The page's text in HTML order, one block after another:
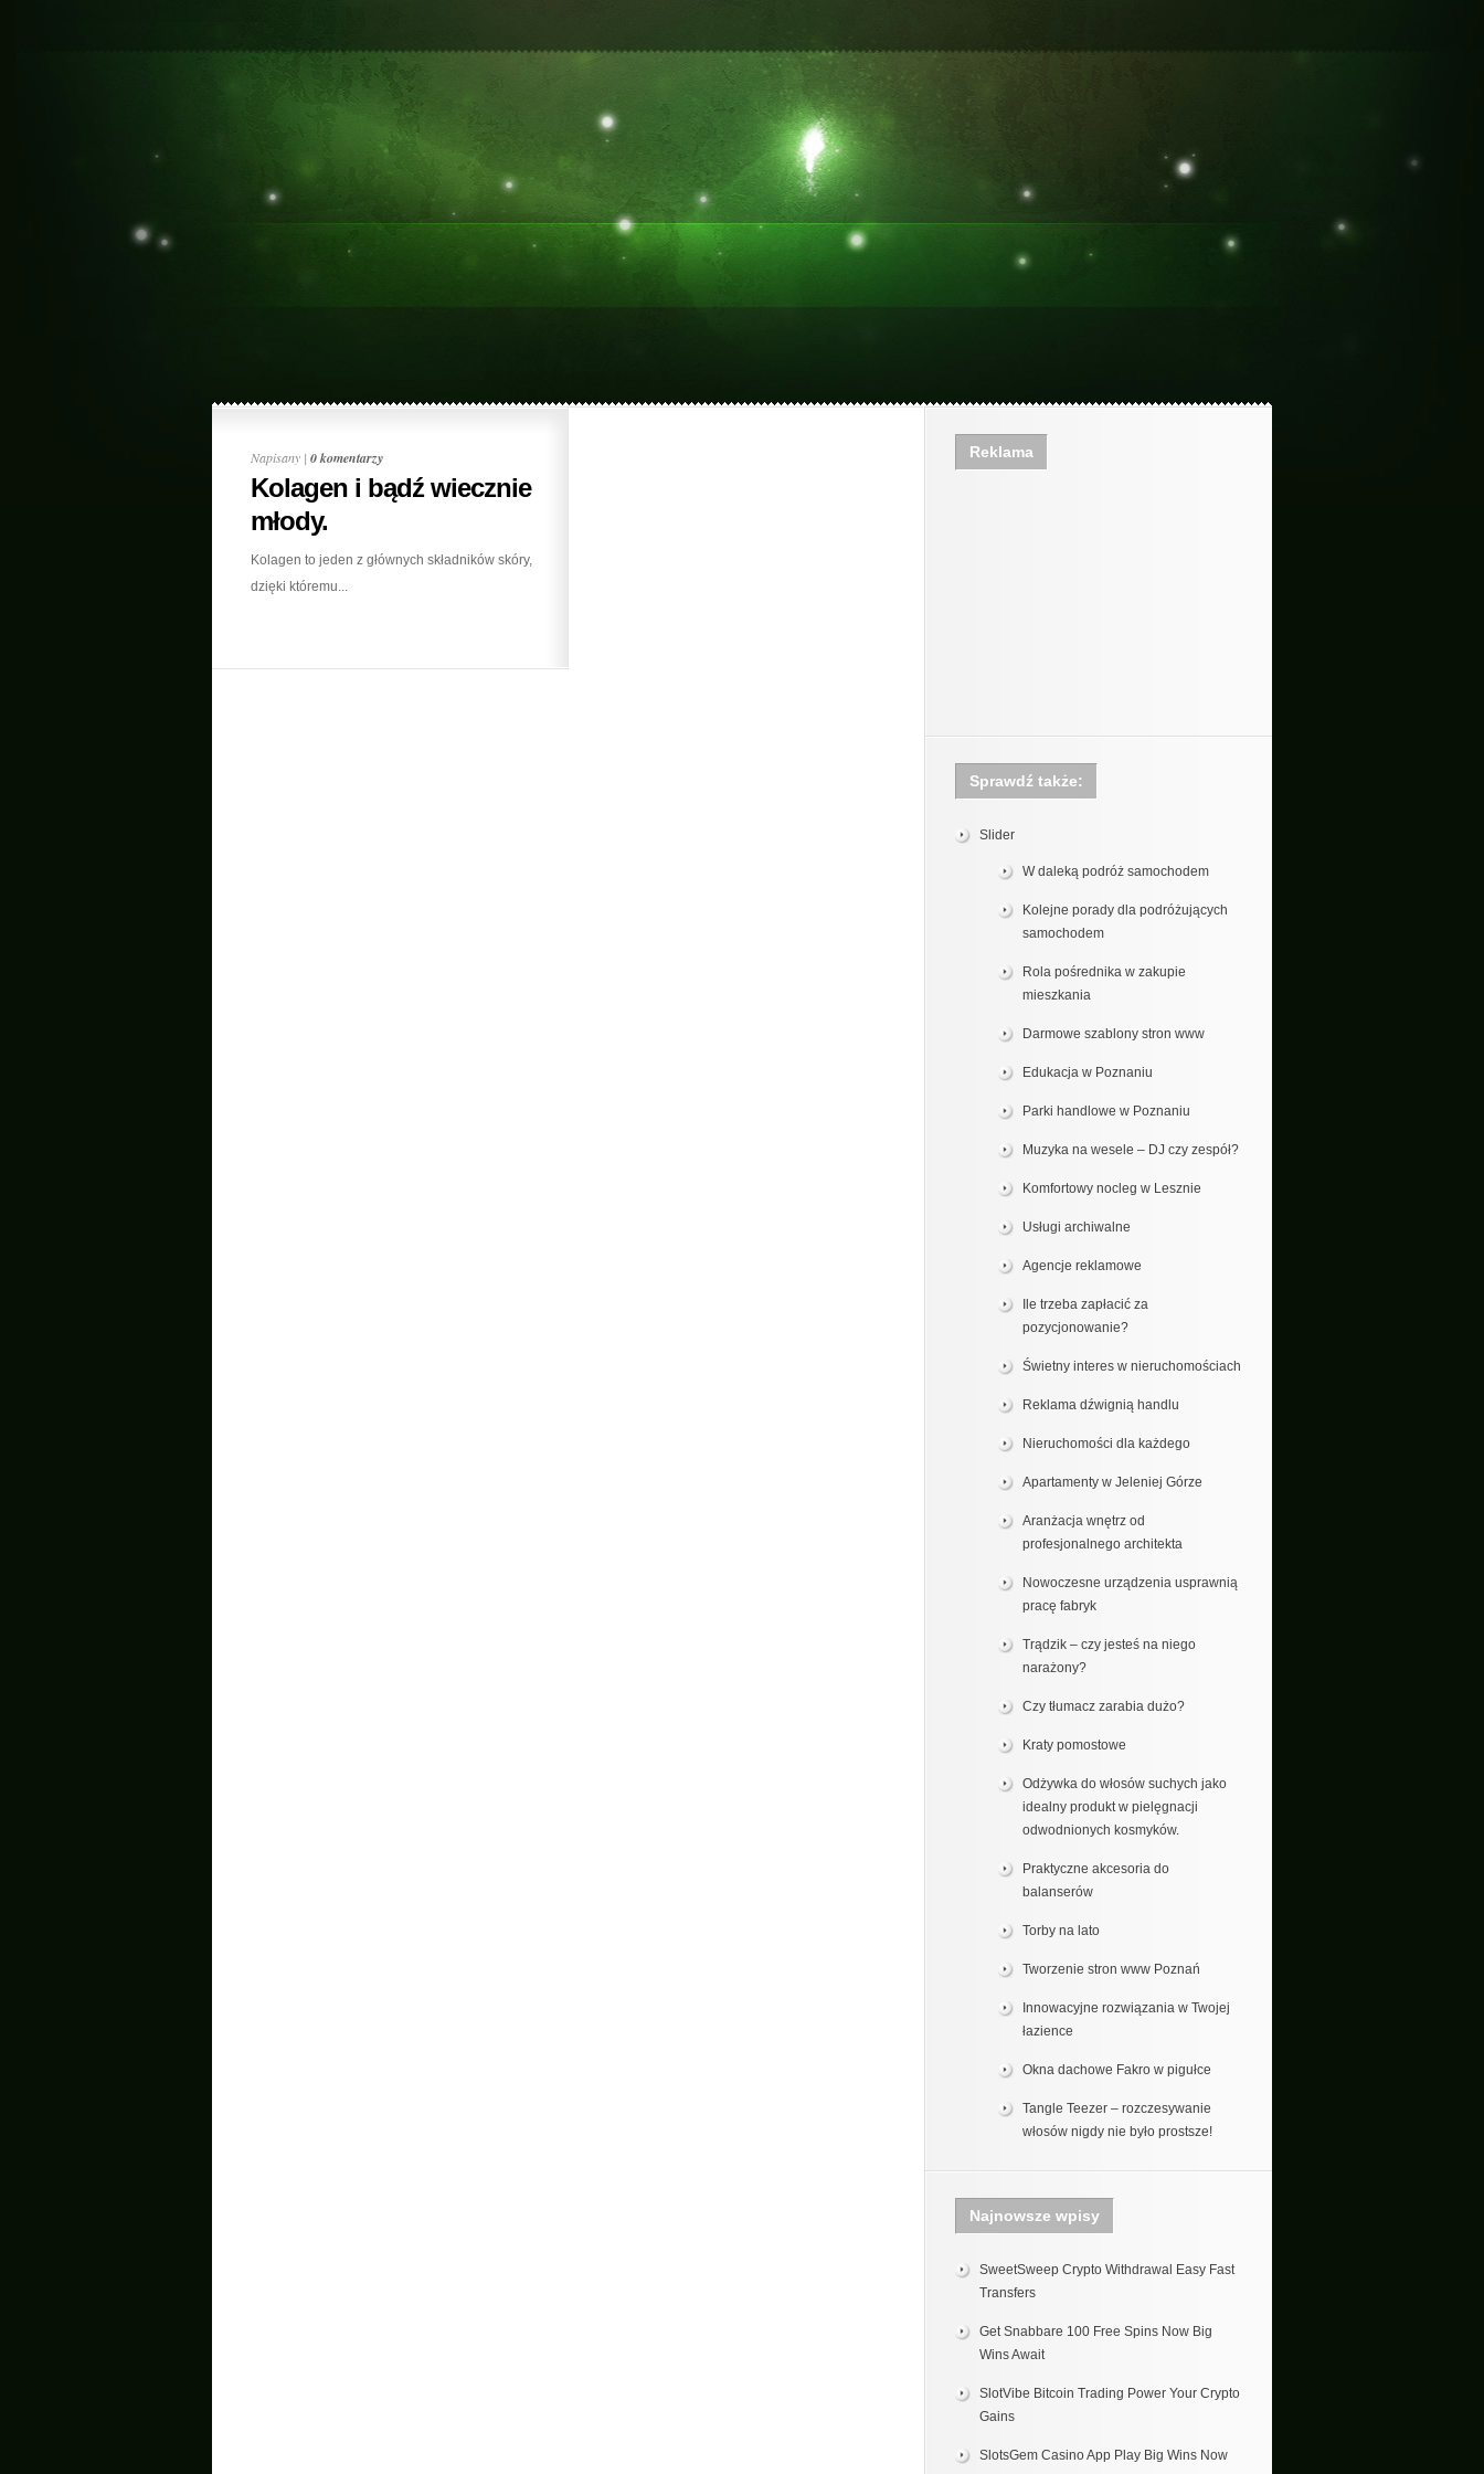
Napisany | 0 komentarzy
Kolagen i bądź wiecznie
młody.
Kolagen to jeden z głównych składników skóry,
dzięki któremu...
Reklama
Sprawdź także:
Slider
W daleką podróż samochodem
Kolejne porady dla podróżujących
samochodem
Rola pośrednika w zakupie
mieszkania
Darmowe szablony stron www
Edukacja w Poznaniu
Parki handlowe w Poznaniu
Muzyka na wesele – DJ czy zespół?
Komfortowy nocleg w Lesznie
Usługi archiwalne
Agencje reklamowe
Ile trzeba zapłacić za
pozycjonowanie?
Świetny interes w nieruchomościach
Reklama dźwignią handlu
Nieruchomości dla każdego
Apartamenty w Jeleniej Górze
Aranżacja wnętrz od
profesjonalnego architekta
Nowoczesne urządzenia usprawnią
pracę fabryk
Trądzik – czy jesteś na niego
narażony?
Czy tłumacz zarabia dużo?
Kraty pomostowe
Odżywka do włosów suchych jako
idealny produkt w pielęgnacji
odwodnionych kosmyków.
Praktyczne akcesoria do
balanserów
Torby na lato
Tworzenie stron www Poznań
Innowacyjne rozwiązania w Twojej
łazience
Okna dachowe Fakro w pigułce
Tangle Teezer – rozczesywanie
włosów nigdy nie było prostsze!
Najnowsze wpisy
SweetSweep Crypto Withdrawal Easy Fast
Transfers
Get Snabbare 100 Free Spins Now Big
Wins Await
SlotVibe Bitcoin Trading Power Your Crypto
Gains
SlotsGem Casino App Play Big Wins Now